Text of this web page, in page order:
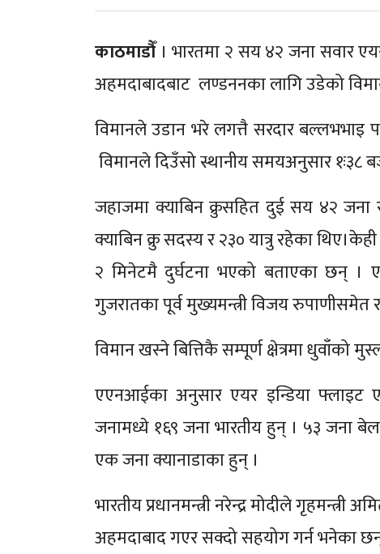
काठमाडौँ। भारतमा २ सय ४२ जना सवार
अहमदाबादबाट लण्डननका लागि उडेको
विमानले उडान भरे लगत्तै सरदार बल्लभभाइ
विमानले दिउँसो स्थानीय समयअनुसार १ः३८
जहाजमा क्याबिन क्रुसहित दुई सय ४२
क्याबिन क्रु सदस्य र २३० यात्रु रहेका
२ मिनेटमै दुर्घटना भएको बताएका छन् ।
गुजरातका पूर्व मुख्यमन्त्री विजय
विमान खस्ने बित्तिकै सम्पूर्ण क्षेत्रमा धुवाँको
एएनआईका अनुसार एयर इन्डिया
जनामध्ये १६९ जना भारतीय हुन् । ५३ जना
एक जना क्यानाडाका हुन् ।
भारतीय प्रधानमन्त्री नरेन्द्र मोदीले गृहमन्त्री
अहमदाबाद गएर सक्दो सहयोग गर्न भनेका